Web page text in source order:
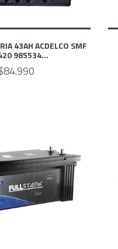
43AH ACDELCO SMF
985534...